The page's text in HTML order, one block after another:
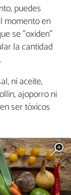
puedes
momento en
se "oxiden"
la cantidad
ni aceite,
ajoporro ni
ser tóxicos